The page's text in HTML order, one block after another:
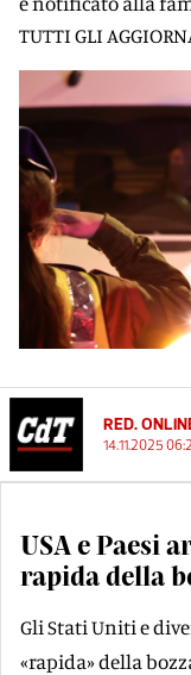
TUTTI GLI
RED.
14.11.2025
USA e Paesi
rapida della
Gli Stati Uniti e
«rapida» della